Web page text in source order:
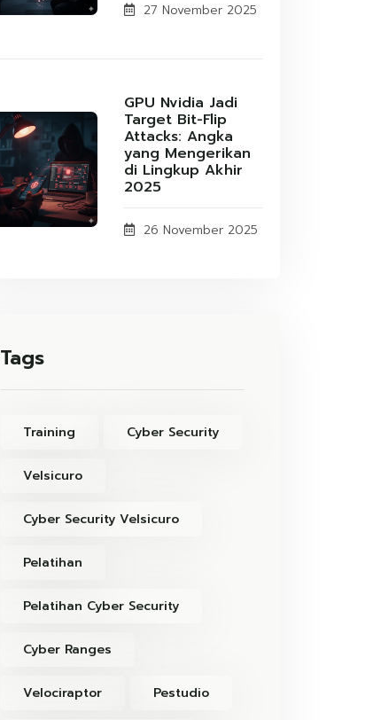
27 November 2025
GPU Nvidia Jadi
Target Bit-Flip
Attacks: Angka
yang Mengerikan
di Lingkup Akhir
2025
26 November 2025
Tags
Training Cyber Security
Velsicuro
Cyber Security Velsicuro
Pelatihan
Pelatihan Cyber Security
Cyber Ranges
Velociraptor Pestudio